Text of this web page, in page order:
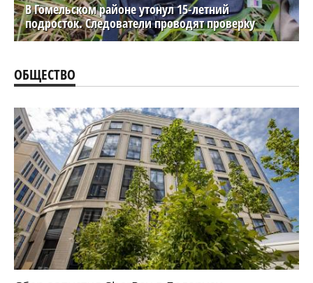
В Гомельском районе утонул 15-летний
подросток. Следователи проводят проверку
ОБЩЕСТВО